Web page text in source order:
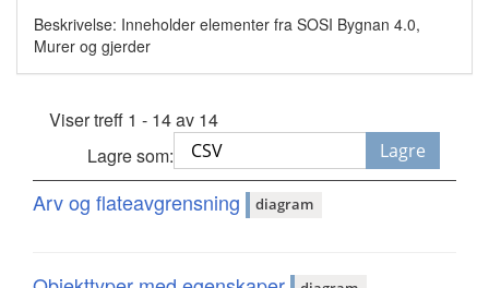
Beskrivelse: Inneholder elementer fra SOSI Bygnan 4.0,
Murer og gjerder
Viser treff 1 - 14 av 14
Lagre som:
Lagre
Arv og flateavgrensning diagram